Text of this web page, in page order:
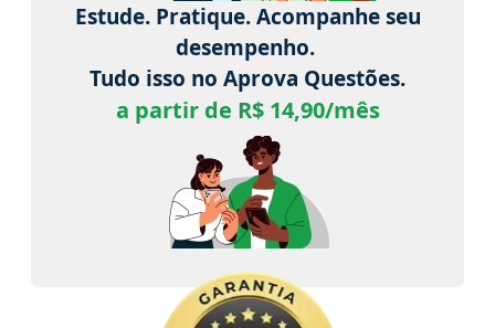
Estude. Pratique. Acompanhe seu
desempenho.
Tudo isso no Aprova Questões.
a partir de R$ 14,90/mês